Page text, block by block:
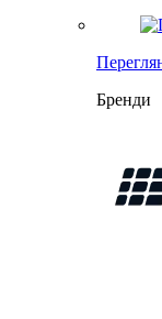
Бренди